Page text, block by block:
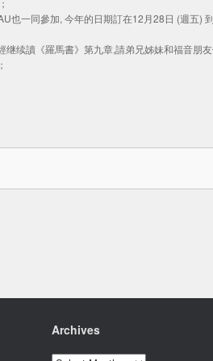
也一同參加, 今年的日期訂在12月28日 (週五)
续讀《羅馬書》第九章,請弟兄姊妹和福音朋友
Archives